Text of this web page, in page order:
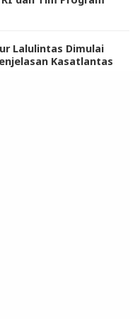
Lalulintas Dimulai
Kasatlantas